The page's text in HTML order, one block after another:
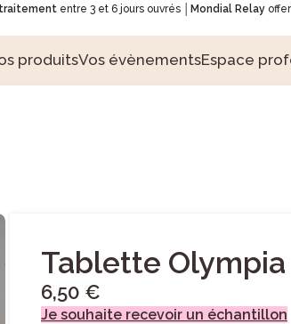
entre 3 et 6 jours ouvrés │ Mondial Relay
produitsVos évènementsEspace
Tablette Olympia
6,50 €
Je souhaite recevoir un échantillon